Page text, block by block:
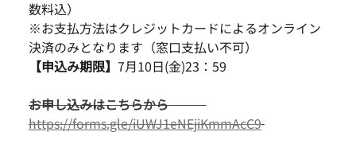
数料込）
※お支払方法はクレジットカードによるオンライン
決済のみとなります（窓口支払い不可）
【申込み期限】 7月10日(金)23：59
お申し込みはこちらから
https://forms.gle/iUWJ1eNEjiKmmAcC9